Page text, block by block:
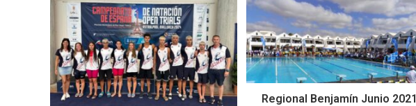
Regional Benjamín Junio 2021